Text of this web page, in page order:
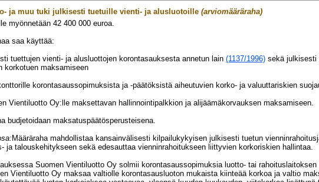
ja muu tuki julkisesti tuetuille vienti- ja alusluotoille (arviomääräraha)
myönnetään 42 400 000 euroa.
saa käyttää:
tuettujen vienti- ja alusluottojen korontasauksesta annetun lain (1137/1996) sekä julkisesti
korkotuen maksamiseen
korontasaussopimuksista ja -päätöksistä aiheutuvien korko- ja valuuttariskien
Vientiluotto Oy:lle maksettavan hallinnointipalkkion ja alijäämäkorvauksen maksamiseen.
budjetoidaan maksatuspäätösperusteisena.
Määräraha mahdollistaa kansainvälisesti kilpailukykyisen julkisesti tuetun
ja talouskehitykseen sekä edesauttaa vienninrahoitukseen liittyvien korkoriskien hallintaa.
Suomen Vientiluotto Oy solmii korontasaussopimuksia luotto- tai
Vientiluotto Oy maksaa valtiolle korontasausluoton mukaista kiinteää korkoa ja valtio